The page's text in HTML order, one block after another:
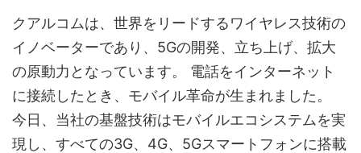
クアルコムは、世界をリードするワイヤレス技術の
イノベーターであり、5Gの開発、立ち上げ、拡大
の原動力となっています。 電話をインターネット
に接続したとき、モバイル革命が生まれました。
今日、当社の基盤技術はモバイルエコシステムを実
現し、すべての3G、4G、5Gスマートフォンに搭載